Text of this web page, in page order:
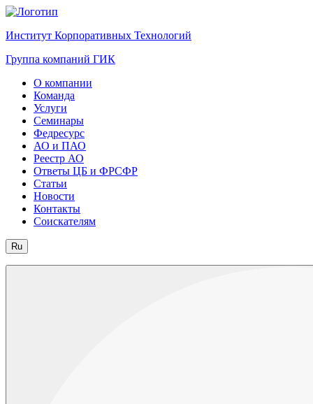
Институт Корпоративных Технологий
Группа компаний ГИК
О компании
Команда
Услуги
Семинары
Федресурс
АО и ПАО
Реестр АО
Ответы ЦБ и ФРСФР
Статьи
Новости
Контакты
Соискателям
Ru